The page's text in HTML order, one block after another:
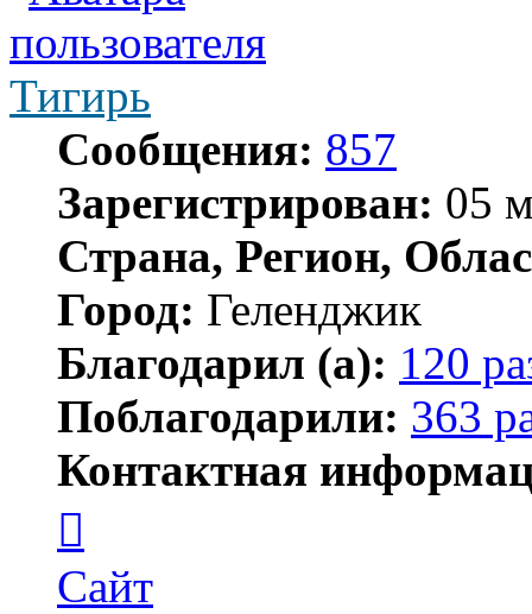
Тигирь
Сообщения: 857
Зарегистрирован: 05
Страна, Регион,
Город: Геленджик
Благодарил (а): 120
Поблагодарили: 363
Контактная
пользователя
Тигирь
Сайт